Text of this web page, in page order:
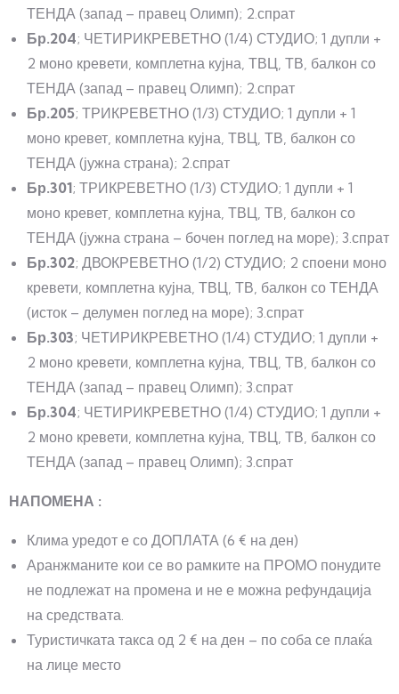
ТЕНДА (запад – правец Олимп); 2.спрат
Бр.204; ЧЕТИРИКРЕВЕТНО (1/4) СТУДИО; 1 дупли +
2 моно кревети, комплетна кујна, ТВЦ, ТВ, балкон со
ТЕНДА (запад – правец Олимп); 2.спрат
Бр.205; ТРИКРЕВЕТНО (1/3) СТУДИО; 1 дупли + 1
моно кревет, комплетна кујна, ТВЦ, ТВ, балкон со
ТЕНДА (јужна страна); 2.спрат
Бр.301; ТРИКРЕВЕТНО (1/3) СТУДИО; 1 дупли + 1
моно кревет, комплетна кујна, ТВЦ, ТВ, балкон со
ТЕНДА (јужна страна – бочен поглед на море); 3.спрат
Бр.302; ДВОКРЕВЕТНО (1/2) СТУДИО; 2 споени моно
кревети, комплетна кујна, ТВЦ, ТВ, балкон со ТЕНДА
(исток – делумен поглед на море); 3.спрат
Бр.303; ЧЕТИРИКРЕВЕТНО (1/4) СТУДИО; 1 дупли +
2 моно кревети, комплетна кујна, ТВЦ, ТВ, балкон со
ТЕНДА (запад – правец Олимп); 3.спрат
Бр.304; ЧЕТИРИКРЕВЕТНО (1/4) СТУДИО; 1 дупли +
2 моно кревети, комплетна кујна, ТВЦ, ТВ, балкон со
ТЕНДА (запад – правец Олимп); 3.спрат
НАПОМЕНА :
Клима уредот е со ДОПЛАТА (6 € на ден)
Аранжманите кои се во рамките на ПРОМО понудите
не подлежат на промена и не е можна рефундација
на средствата.
Туристичката такса од 2 € на ден – по соба се плаќа
на лице место